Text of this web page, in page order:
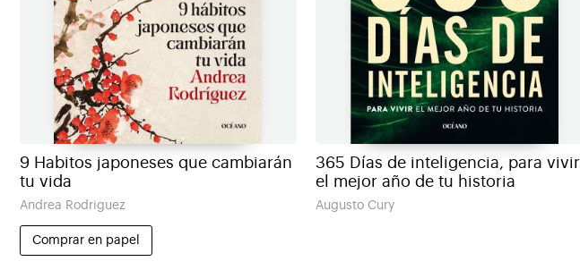
9 Habitos japoneses que cambiarán
tu vida
Andrea Rodriguez
Comprar en papel
365 Días de inteligencia, para vivir
el mejor año de tu historia
Augusto Cury